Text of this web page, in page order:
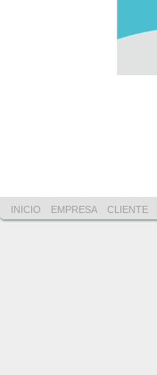
INICIO EMPRESA CLIENTE